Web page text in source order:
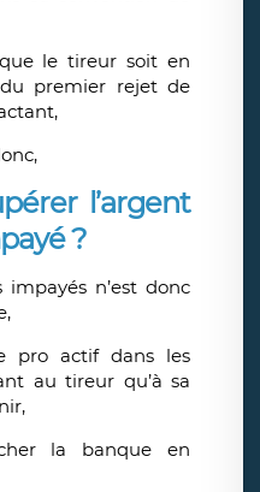
le tireur soit en
premier rejet de
l’argent
?
n’est donc
pro actif dans les
au tireur qu’à sa
la banque en